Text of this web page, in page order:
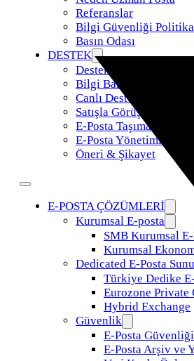
Referanslar
Bilgi Güvenliği
Basın Odası
DESTEK
Destek Talebi
Bilgi Bankası
Canlı Destek
Satışla Görüş
E-Posta Taşıma
E-Posta Yönetimi
Öneri & Şikayet
E-POSTA ÇÖZÜMLERİ
Kurumsal E-posta
SMB Kurumsal
Kurumsal
Dedicated E-Posta
Türkiye Dedike E-
Eurozone Private
Hybrid Exchange
Güvenlik
E-Posta Güvenliği
E-Posta Arşiv ve